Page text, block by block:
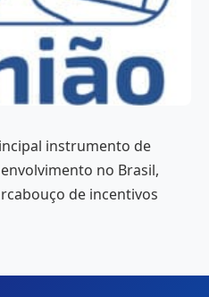
instrumento de
no Brasil,
de incentivos